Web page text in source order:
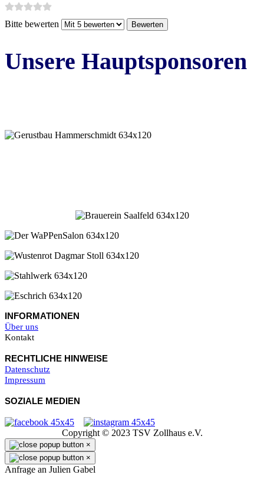
Bitte bewerten
Unsere Hauptsponsoren
INFORMATIONEN
Über uns
Kontakt
RECHTLICHE HINWEISE
Datenschutz
Impressum
SOZIALE MEDIEN
Copyright © 2023 TSV Zollhaus e.V.
×
×
Anfrage an Julien Gabel